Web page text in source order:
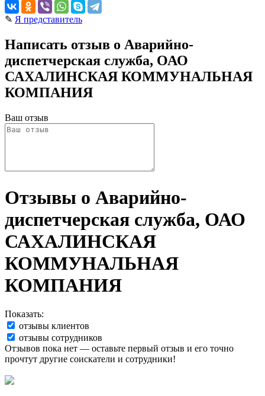
✎ Я представитель
Написать отзыв о Аварийно-
диспетчерская служба, ОАО
САХАЛИНСКАЯ КОММУНАЛЬНАЯ
КОМПАНИЯ
Ваш отзыв
Отзывы о Аварийно-
диспетчерская служба, ОАО
САХАЛИНСКАЯ
КОММУНАЛЬНАЯ
КОМПАНИЯ
Показать:
отзывы клиентов
отзывы сотрудников
Отзывов пока нет — оставьте первый отзыв и его точно
прочтут другие соискатели и сотрудники!